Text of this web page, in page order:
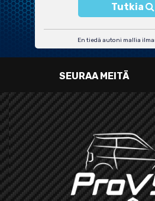
Tutkia
En tiedä autoni mallia
SEURAA MEITÄ